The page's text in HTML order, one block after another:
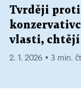
Tvrději
vlasti, chtějí
2. 1. 2026 ▪ 3 min.